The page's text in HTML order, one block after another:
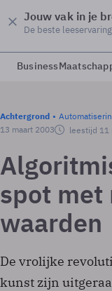
Jouw vak in je
De beste
Business
Achtergrond
13 maart 2003
leestijd 11
spot met
waarden
De vrolijke
kunst zijn